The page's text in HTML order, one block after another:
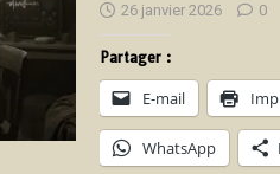
26 janvier 2026 0
Partager :
E-mail
WhatsApp